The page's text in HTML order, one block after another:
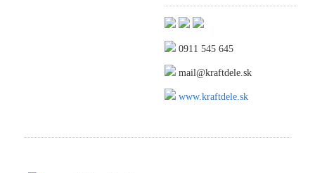
0911 545 645
mail@kraftdele.sk
www.kraftdele.sk